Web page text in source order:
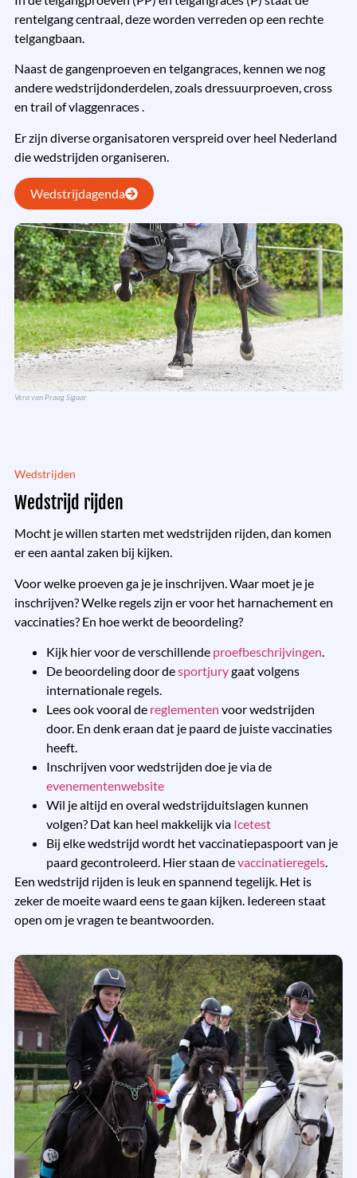
Vera van Praag Sigaar
rentelgang centraal, deze worden verreden op een rechte
telgangbaan.
Naast de gangenproeven en telgangraces, kennen we nog
andere wedstrijdonderdelen, zoals dressuurproeven, cross
en trail of vlaggenraces .
Er zijn diverse organisatoren verspreid over heel Nederland
die wedstrijden organiseren.
Wedstrijdagenda
Wedstrijden
Wedstrijd rijden
Mocht je willen starten met wedstrijden rijden, dan komen
er een aantal zaken bij kijken.
Voor welke proeven ga je je inschrijven. Waar moet je je
inschrijven? Welke regels zijn er voor het harnachement en
vaccinaties? En hoe werkt de beoordeling?
Kijk hier voor de verschillende proefbeschrijvingen.
De beoordeling door desportjurygaat volgens
internationale regels.
Lees ook vooral de reglementen voor wedstrijden
door. En denk eraan dat je paard de juiste vaccinaties
heeft.
Inschrijven voor wedstrijden doe je via de
evenementenwebsite
Wil je altijd en overal wedstrijduitslagen kunnen
volgen? Dat kan heel makkelijk via Icetest
Bij elke wedstrijd wordt het vaccinatiepaspoort van je
paard gecontroleerd. Hier staan devaccinatieregels.
Een wedstrijd rijden is leuk en spannend tegelijk. Het is
zeker de moeite waard eens te gaan kijken. Iedereen staat
open om je vragen te beantwoorden.